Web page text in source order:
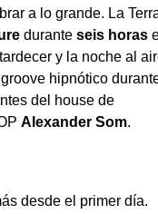
a lo grande. La
durante seis horas
y la noche al
hipnótico
del house de
Alexander Som.
desde el primer día.